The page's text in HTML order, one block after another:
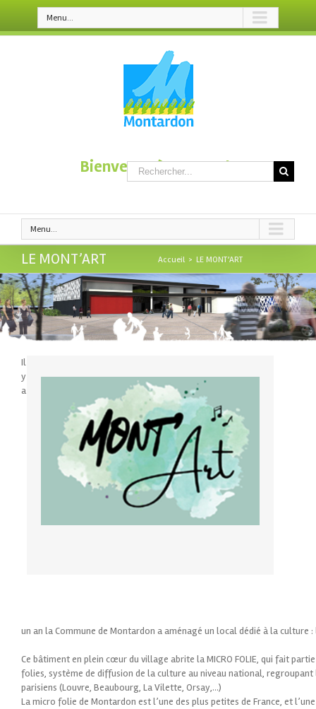
Menu...
Bienvenue à Montardon
Menu...
LE MONT’ART Accueil > LE MONT’ART
Il
y
a
un an la Commune de Montardon a aménagé un local dédié à la culture :
Ce bâtiment en plein cœur du village abrite la MICRO FOLIE, qui fait
folies, système de diffusion de la culture au niveau national, regroupant
parisiens (Louvre, Beaubourg, La Vilette, Orsay,…)
La micro folie de Montardon est l’une des plus petites de France, et